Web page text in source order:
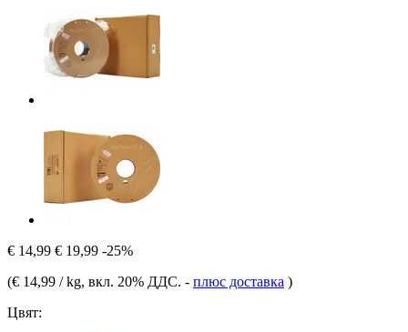
€ 14,99 € 19,99 -25%
(€ 14,99 / kg, вкл. 20% ДДС. - плюс доставка )
Цвят: